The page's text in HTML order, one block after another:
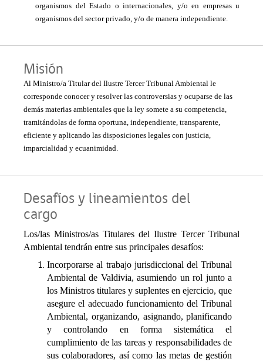
organismos del Estado o internacionales, y/o en empresas u
organismos del sector privado, y/o de manera independiente.
Misión
Al Ministro/a Titular del Ilustre Tercer Tribunal Ambiental le
corresponde conocer y resolver las controversias y ocuparse de las
demás materias ambientales que la ley somete a su competencia,
tramitándolas de forma oportuna, independiente, transparente,
eficiente y aplicando las disposiciones legales con justicia,
imparcialidad y ecuanimidad.
Desafíos y lineamientos del
cargo
Los/las Ministros/as Titulares del Ilustre Tercer Tribunal
Ambiental tendrán entre sus principales desafíos:
Incorporarse al trabajo jurisdiccional del Tribunal
Ambiental de Valdivia, asumiendo un rol junto a
los Ministros titulares y suplentes en ejercicio, que
asegure el adecuado funcionamiento del Tribunal
Ambiental, organizando, asignando, planificando
y controlando en forma sistemática el
cumplimiento de las tareas y responsabilidades de
sus colaboradores, así como las metas de gestión